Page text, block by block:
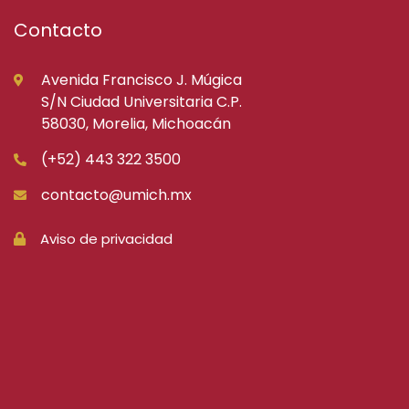
Contacto
Avenida Francisco J. Múgica
S/N Ciudad Universitaria C.P.
58030, Morelia, Michoacán
(+52) 443 322 3500
contacto@umich.mx
Aviso de privacidad